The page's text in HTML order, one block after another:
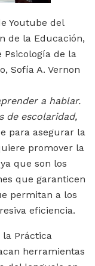
Youtube del
de la Educación,
Psicología de la
Sofía A. Vernon
a hablar.
de escolaridad,
para asegurar la
promover la
que son los
que garanticen
permitan a los
eficiencia.
la Práctica
herramientas